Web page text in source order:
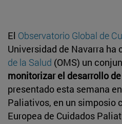
El Observatorio Global de
Universidad de Navarra ha
de la Salud (OMS) un
monitorizar el desarrollo
presentado esta semana
Paliativos, en un simposio
Europea de Cuidados